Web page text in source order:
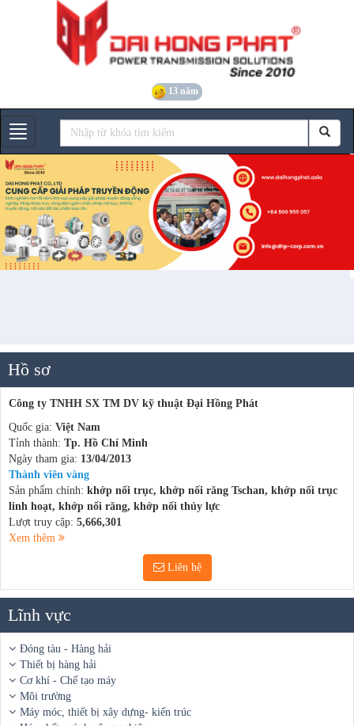
13 năm
Gian hàng
Hồ sơ
Công ty TNHH SX TM DV kỹ thuật Đại Hồng Phát
Quốc gia: Việt Nam
Tỉnh thành: Tp. Hồ Chí Minh
Ngày tham gia: 13/04/2013
Thành viên vàng
Sản phẩm chính: khớp nối trục, khớp nối răng Tschan, khớp nối trục
linh hoạt, khớp nối răng, khớp nối thủy lực
Lượt truy cập: 5,666,301
Xem thêm
Liên hệ
Lĩnh vực
Đóng tàu - Hàng hải
Thiết bị hàng hải
Cơ khí - Chế tạo máy
Môi trường
Máy móc, thiết bị xây dựng- kiến trúc